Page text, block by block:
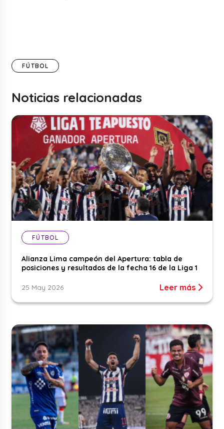
FÚTBOL
Noticias relacionadas
FÚTBOL
Alianza Lima campeón del Apertura: tabla de
posiciones y resultados de la fecha 16 de la Liga 1
25 May 2026 Leer más